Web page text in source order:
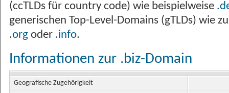
(ccTLDs für country code) wie beispielweise
generischen Top-Level-Domains (gTLDs) wie
.org oder .info.
Informationen zur .biz-Domain
Geografische Zugehörigkeit